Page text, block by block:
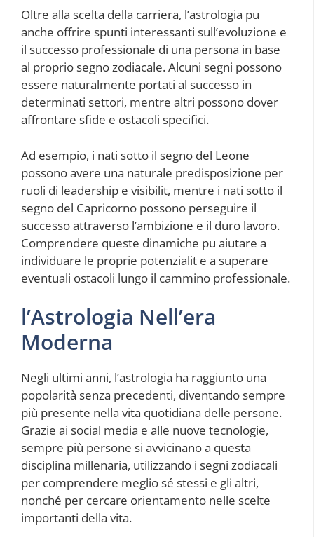
Oltre alla scelta della carriera, l’astrologia pu
anche offrire spunti interessanti sull’evoluzione e
il successo professionale di una persona in base
al proprio segno zodiacale. Alcuni segni possono
essere naturalmente portati al successo in
determinati settori, mentre altri possono dover
affrontare sfide e ostacoli specifici.
Ad esempio, i nati sotto il segno del Leone
possono avere una naturale predisposizione per
ruoli di leadership e visibilit, mentre i nati sotto il
segno del Capricorno possono perseguire il
successo attraverso l’ambizione e il duro lavoro.
Comprendere queste dinamiche pu aiutare a
individuare le proprie potenzialit e a superare
eventuali ostacoli lungo il cammino professionale.
l’Astrologia Nell’era
Moderna
Negli ultimi anni, l’astrologia ha raggiunto una
popolarità senza precedenti, diventando sempre
più presente nella vita quotidiana delle persone.
Grazie ai social media e alle nuove tecnologie,
sempre più persone si avvicinano a questa
disciplina millenaria, utilizzando i segni zodiacali
per comprendere meglio sé stessi e gli altri,
nonché per cercare orientamento nelle scelte
importanti della vita.